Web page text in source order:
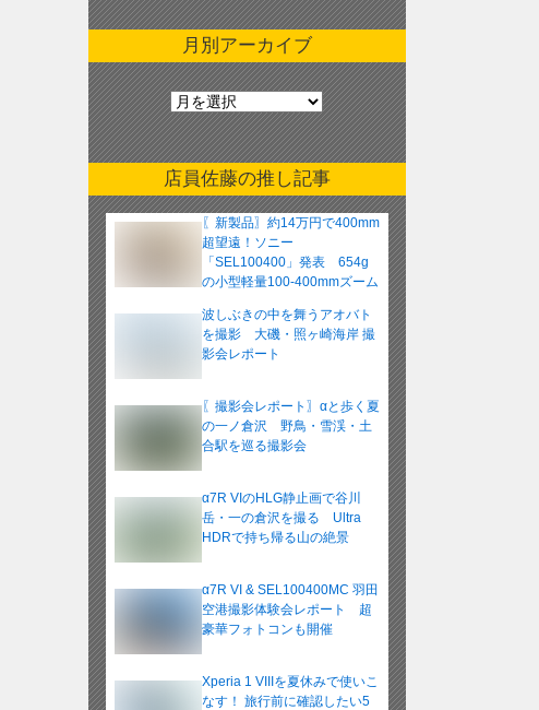
月別アーカイブ
月
別
ア
ー
カ
イ
店員佐藤の推し記事
〖新製品〗約14万円で400mm
超望遠！ソニー
「SEL100400」発表 654g
の小型軽量100-400mmズーム
波しぶきの中を舞うアオバト
を撮影 大磯・照ヶ崎海岸 撮
影会レポート
〖撮影会レポート〗αと歩く夏
の一ノ倉沢 野鳥・雪渓・土
合駅を巡る撮影会
α7R VIのHLG静止画で谷川
岳・一の倉沢を撮る Ultra
HDRで持ち帰る山の絶景
α7R VI & SEL100400MC 羽田
空港撮影体験会レポート 超
豪華フォトコンも開催
Xperia 1 VIIIを夏休みで使いこ
なす！ 旅行前に確認したい5